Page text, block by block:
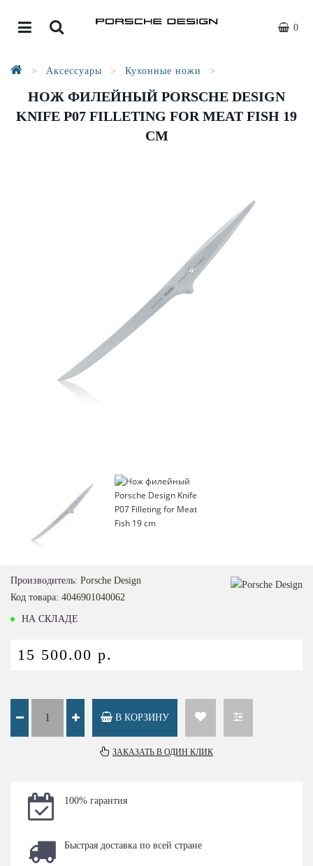
0
Аксессуары Кухонные ножи
НОЖ ФИЛЕЙНЫЙ PORSCHE DESIGN
KNIFE P07 FILLETING FOR MEAT FISH 19
CM
Производитель: Porsche Design
Код товара: 4046901040062
НА СКЛАДЕ
15 500.00 р.
В КОРЗИНУ
ЗАКАЗАТЬ В ОДИН КЛИК
100% гарантия
Быстрая доставка по всей стране